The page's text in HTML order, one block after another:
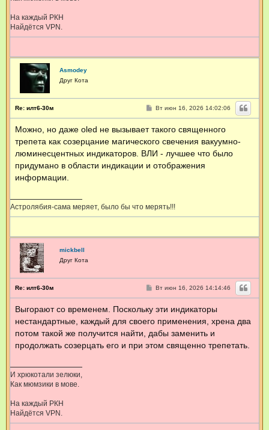
На каждый РКН
Найдётся VPN.
Asmodey
Друг Кота
Re: илт6-30м
С
б
е
н
и
е
Вт июн 16, 2026 14:02:06
Можно, но даже oled не вызывает такого священного
трепета как созерцание магического свечения вакуумно-
люминесцентных индикаторов. ВЛИ - лучшее что было
придумано в области индикации и отображения
информации.
Астролябия-сама меряет, было бы что мерять!!!
mickbell
Друг Кота
Re: илт6-30м
С
б
е
и
е
Вт июн 16, 2026 14:14:46
Выгорают со временем. Поскольку эти индикаторы
нестандартные, каждый для своего применения, хрена два
потом такой же получится найти, дабы заменить и
продолжать созерцать его и при этом священно трепетать.
И хрюкотали зелюки,
Как мюмзики в мове.
На каждый РКН
Найдётся VPN.